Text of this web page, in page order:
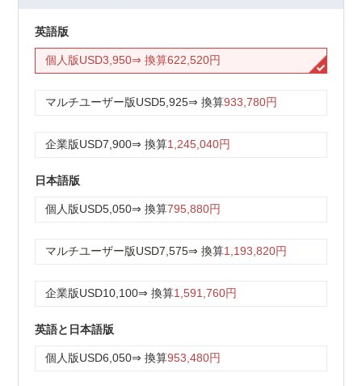
英語版
個人版USD3,950⇒ 換算622,520円
マルチユーザー版USD5,925⇒ 換算933,780円
企業版USD7,900⇒ 換算1,245,040円
日本語版
個人版USD5,050⇒ 換算795,880円
マルチユーザー版USD7,575⇒ 換算1,193,820円
企業版USD10,100⇒ 換算1,591,760円
英語と日本語版
個人版USD6,050⇒ 換算953,480円